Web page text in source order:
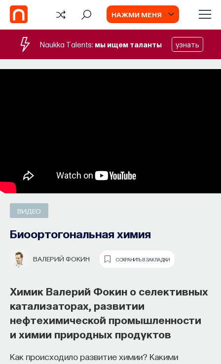
НАЖМИ МЕНЯ
Naukka Talents: мы ищем таланты узнать
ВИДЕО
Биоортогональная химия
ВАЛЕРИЙ ФОКИН СОХРАНИТЬ В ЗАКЛАДКИ
Химик Валерий Фокин о селективных
катализаторах, развитии
нефтехимической промышленности
и химии природных продуктов
Как происходило развитие химии? Какими
TV
ИИ в университете, цели
образования и рынок труда —
«Мыслить как учёный» #57
Зачем университету длинный
горизонт планирования и как
ИИ меняет саму организацию
мышления и обучения